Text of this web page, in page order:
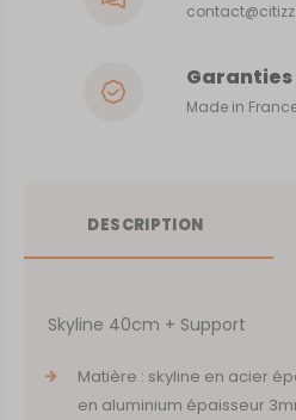
Made in
DESCRIPTION
Skyline 40cm + Support
Matière : skyline en acier
en aluminium épaisseur